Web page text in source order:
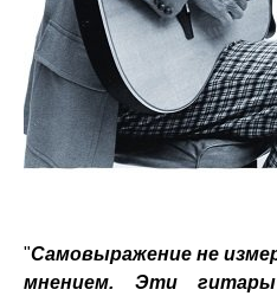
"Самовыражение не
мнением. Эти гитары